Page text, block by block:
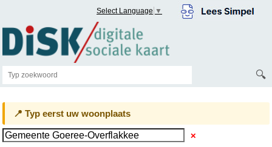
Select Language ▼
🔍
📍 Typ eerst uw woonplaats
✕